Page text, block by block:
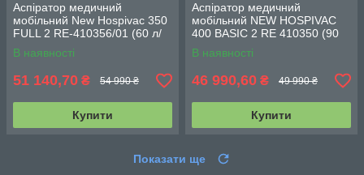
Аспіратор медичний
мобільний New Hospivac 350
FULL 2 RE-410356/01 (60 л/
хв)
В наявності
51 140,70 ₴ 54 990 ₴
Купити
Аспіратор медичний
мобільний NEW HOSPIVAC
400 BASIC 2 RE 410350 (90
л/хв)
В наявності
46 990,60 ₴ 49 990 ₴
Купити
Показати ще